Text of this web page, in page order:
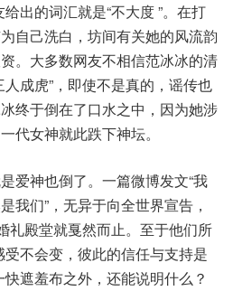
出的词汇就是“不大度 ”。在打
自己洗白，坊间有关她的风流韵
。大多数网友不相信范冰冰的清
成虎”，即使不是真的，谣传也
终于倒在了口水之中，因为她涉
代女神就此跌下神坛。
爱神也倒了。一篇微博发文“我
我们”，无异于向全世界宣告，
礼殿堂就戛然而止。至于他们所
不会变，彼此的信任与支持是
遮羞布之外，还能说明什么？